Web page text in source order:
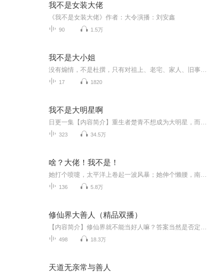
我不是女装大佬
《我不是女装大佬》作者：大令演播：刘安鑫
90 1.5万
我不是大小姐
17 1820
我不是大明星啊
323 34.5万
啥？大佬！我不是！
136 5.8万
修仙界大善人（精品双播）
498 18.3万
天道无亲常与善人